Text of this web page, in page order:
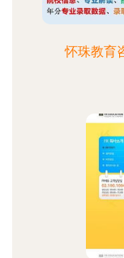
怀珠教育